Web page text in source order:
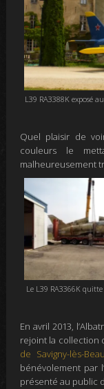
L39 RA3388K exposé
Quel plaisir de
couleurs le
malheureusement
Le L39 RA3366K
En avril 2013,
rejoint la collection
de Savigny-lès-
bénévolement par
présenté au public